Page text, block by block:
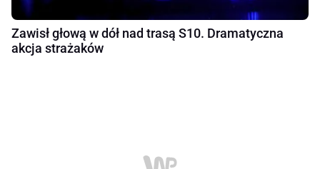
Zawisł głową w dół nad trasą S10. Dramatyczna
akcja strażaków